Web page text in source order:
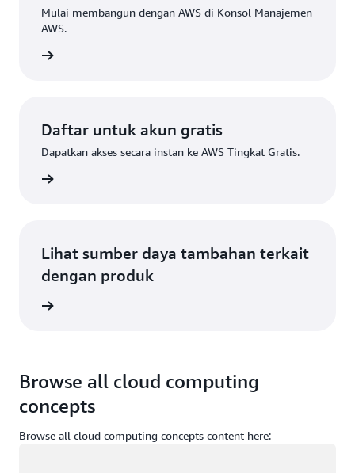
Mulai membangun dengan AWS di Konsol Manajemen
AWS.
Daftar untuk akun gratis
Dapatkan akses secara instan ke AWS Tingkat Gratis.
Lihat sumber daya tambahan terkait
dengan produk
Browse all cloud computing
concepts
Browse all cloud computing concepts content here: